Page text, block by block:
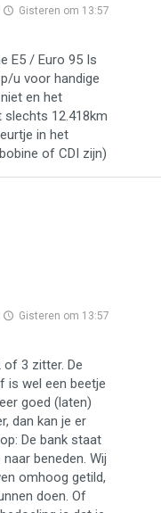
Gisteren om 13:57
E5 / Euro 95 Is
u voor handige
en het
12.418km
in het
of CDI zijn)
Gisteren om 13:57
3 zitter. De
is wel een beetje
goed (laten)
dan kan je er
De bank staat
beneden. Wij
omhoog getild,
doen. Of